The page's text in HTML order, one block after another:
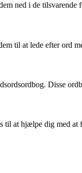
ned i de
til at lede efter ord
Disse
at hjælpe dig med